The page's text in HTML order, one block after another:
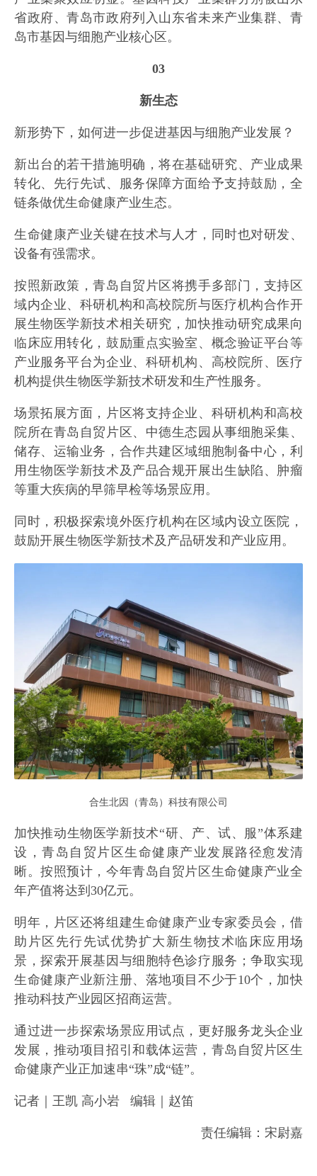
省政府、青岛市政府列入山东省未来产业集群、青
岛市基因与细胞产业核心区。
03
新生态
新形势下，如何进一步促进基因与细胞产业发展？
新出台的若干措施明确，将在基础研究、产业成果
转化、先行先试、服务保障方面给予支持鼓励，全
链条做优生命健康产业生态。
生命健康产业关键在技术与人才，同时也对研发、
设备有强需求。
按照新政策，青岛自贸片区将携手多部门，支持区
域内企业、科研机构和高校院所与医疗机构合作开
展生物医学新技术相关研究，加快推动研究成果向
临床应用转化，鼓励重点实验室、概念验证平台等
产业服务平台为企业、科研机构、高校院所、医疗
机构提供生物医学新技术研发和生产性服务。
场景拓展方面，片区将支持企业、科研机构和高校
院所在青岛自贸片区、中德生态园从事细胞采集、
储存、运输业务，合作共建区域细胞制备中心，利
用生物医学新技术及产品合规开展出生缺陷、肿瘤
等重大疾病的早筛早检等场景应用。
同时，积极探索境外医疗机构在区域内设立医院，
鼓励开展生物医学新技术及产品研发和产业应用。
合生北因（青岛）科技有限公司
加快推动生物医学新技术“研、产、试、服”体系建
设，青岛自贸片区生命健康产业发展路径愈发清
晰。按照预计，今年青岛自贸片区生命健康产业全
年产值将达到30亿元。
明年，片区还将组建生命健康产业专家委员会，借
助片区先行先试优势扩大新生物技术临床应用场
景，探索开展基因与细胞特色诊疗服务；争取实现
生命健康产业新注册、落地项目不少于10个，加快
推动科技产业园区招商运营。
通过进一步探索场景应用试点，更好服务龙头企业
发展，推动项目招引和载体运营，青岛自贸片区生
命健康产业正加速串“珠”成“链”。
记者｜王凯 高小岩 编辑｜赵笛‍‍
责任编辑：宋尉嘉